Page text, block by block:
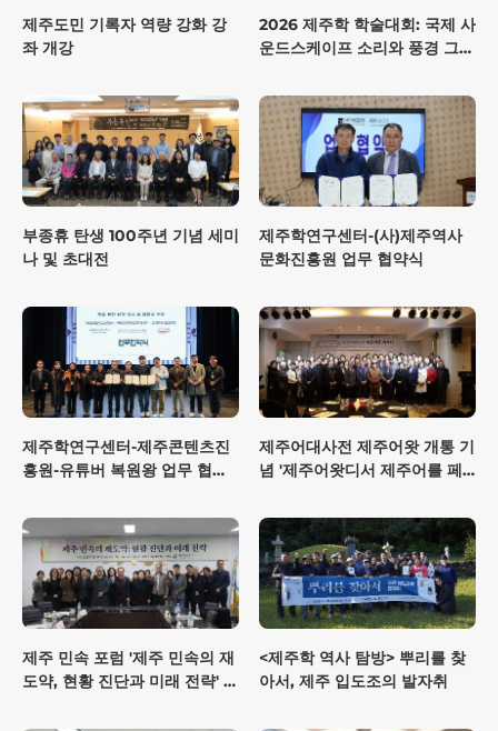
제주도민 기록자 역량 강화 강
좌 개강
2026 제주학 학술대회: 국제 사
운드스케이프 소리와 풍경 그리
부종휴 탄생 100주년 기념 세미
나 및 초대전
제주학연구센터-(사)제주역사
문화진흥원 업무 협약식
제주학연구센터-제주콘텐츠진
흥원-유튜버 복원왕 업무 협약
제주어대사전 제주어왓 개통 기
념 '제주어왓디서 제주어를 페
제주 민속 포럼 '제주 민속의 재
도약, 현황 진단과 미래 전략' 개
<제주학 역사 탐방> 뿌리를 찾
아서, 제주 입도조의 발자취